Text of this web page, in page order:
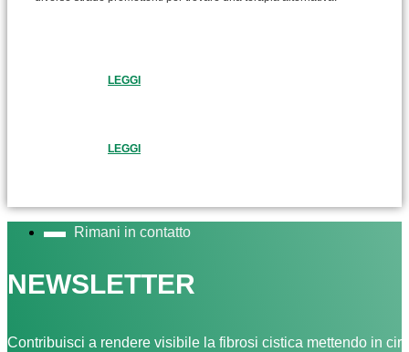
LEGGI
LEGGI
Rimani in contatto
NEWSLETTER
Contribuisci a rendere visibile la fibrosi cistica mettendo in